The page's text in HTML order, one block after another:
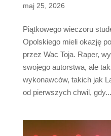
maj 25, 2026
Piątkowego wieczoru
Opolskiego mieli okazję
przez Wac Toja. Raper,
swojego autorstwa, ale
wykonawców, takich jak
od pierwszych chwil, gdy...